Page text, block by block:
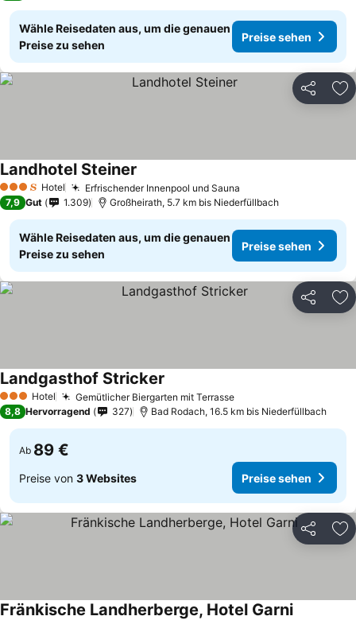
Wähle Reisedaten aus, um die genauen
Preise zu sehen
Preise sehen
Teilen
3 Sterne Hotel Erfrischender Innenpool und Sauna
Landhotel Steiner
7,9 Gut 1.309 Großheirath, 5.7 km bis Niederfüllbach
Wähle Reisedaten aus, um die genauen
Preise zu sehen
Preise sehen
Teilen
3 SterneHotel Gemütlicher Biergarten mit Terrasse
Landgasthof Stricker
8,8 Hervorragend 327 Bad Rodach, 16.5 km bis Niederfüllbach
Ab 89 €
Preise von 3 Websites Preise sehen
Teilen
Fränkische Landherberge, Hotel Garni